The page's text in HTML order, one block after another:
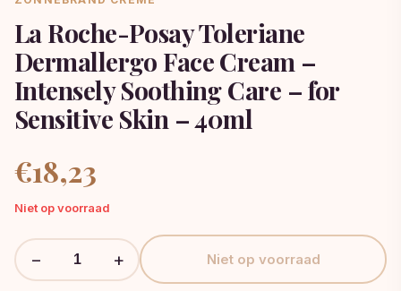
La Roche-Posay Toleriane
Dermallergo Face Cream –
Intensely Soothing Care – for
Sensitive Skin – 40ml
€18,23
Niet op voorraad
− + Niet op voorraad